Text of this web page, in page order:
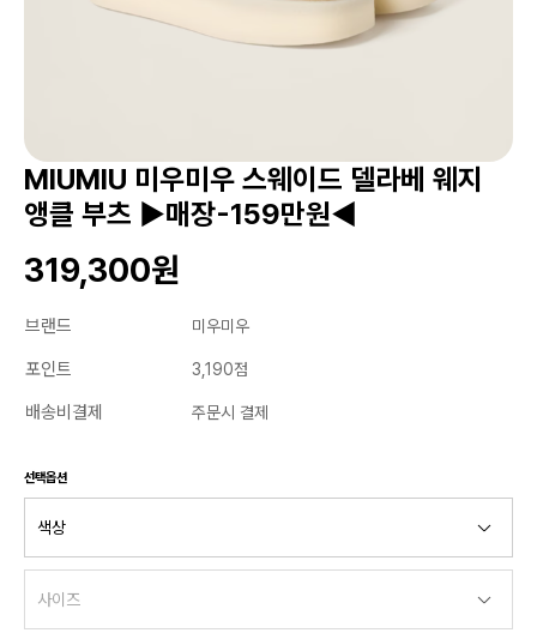
MIUMIU 미우미우 스웨이드 델라베 웨지
앵클 부츠 ▶매장-159만원◀
319,300원
브랜드 미우미우
포인트 3,190점
배송비결제 주문시 결제
선택옵션